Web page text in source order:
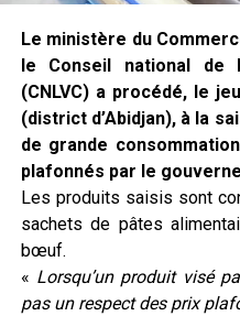
Le ministère du
le Conseil national
(CNLVC) a procédé, le
(district d’Abidjan), à la
de grande
plafonnés par le
Les produits saisis sont
sachets de pâtes
bœuf.
« Lorsqu’un produit visé
pas un respect des prix